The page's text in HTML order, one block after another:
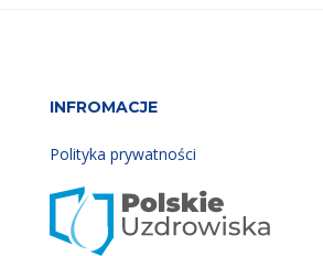
INFROMACJE
Polityka prywatności